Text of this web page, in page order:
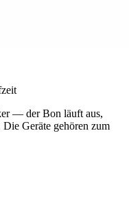
— der Bon läuft aus,
Geräte gehören zum